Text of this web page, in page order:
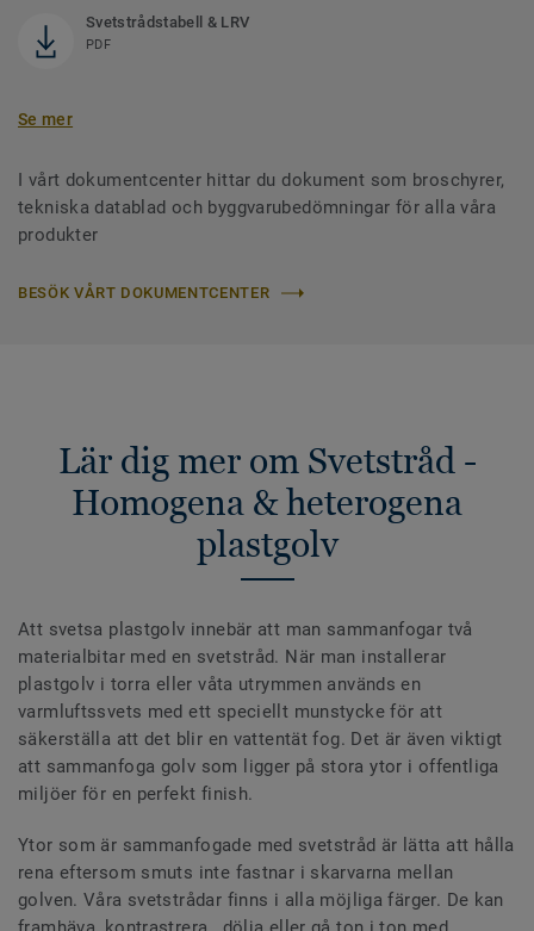
Svetstrådstabell & LRV
PDF
Se mer
I vårt dokumentcenter hittar du dokument som broschyrer,
tekniska datablad och byggvarubedömningar för alla våra
produkter
BESÖK VÅRT DOKUMENTCENTER
Lär dig mer om Svetstråd -
Homogena & heterogena
plastgolv
Att svetsa plastgolv innebär att man sammanfogar två
materialbitar med en svetstråd. När man installerar
plastgolv i torra eller våta utrymmen används en
varmluftssvets med ett speciellt munstycke för att
säkerställa att det blir en vattentät fog. Det är även viktigt
att sammanfoga golv som ligger på stora ytor i offentliga
miljöer för en perfekt finish.
Ytor som är sammanfogade med svetstråd är lätta att hålla
rena eftersom smuts inte fastnar i skarvarna mellan
golven. Våra svetstrådar finns i alla möjliga färger. De kan